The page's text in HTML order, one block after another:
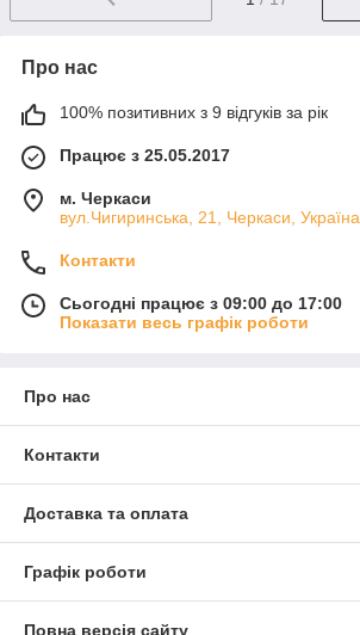
Про нас
100% позитивних з 9 відгуків за рік
Працює з 25.05.2017
м. Черкаси
вул.Чигиринська, 21, Черкаси, Україна
Контакти
Сьогодні працює з 09:00 до 17:00
Показати весь графік роботи
Про нас
Контакти
Доставка та оплата
Графік роботи
Повна версія сайту